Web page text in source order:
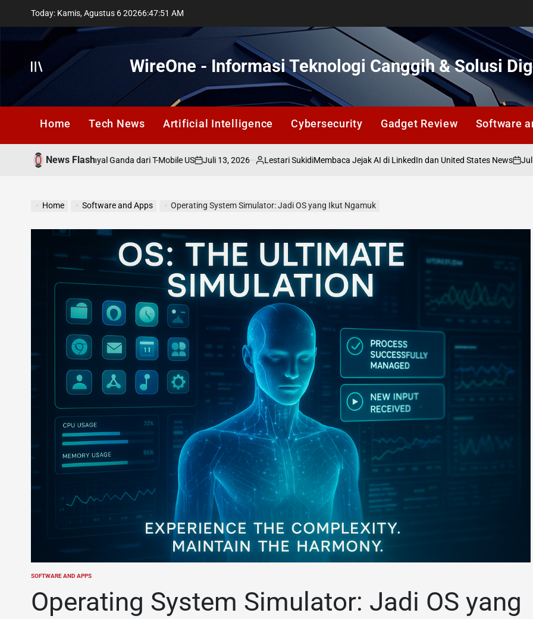
Today: Kamis, Agustus 6 20266:47:53 AM
Offcanvas
WireOne - Informasi Teknologi Canggih & Solusi
Home Tech News Artificial Intelligence Cybersecurity Gadget Review Software
News Flash
Sinyal Ganda dari T-Mobile US
on
Juli 13, 2026
Posted
Lestari SukidiMembaca Jejak AI di LinkedIn dan United States News
on
Juli 12, 2026
Home Software and Apps Operating System Simulator: Jadi OS yang Ikut Ngamuk
POSTED
SOFTWARE AND APPS
Operating System Simulator: Jadi OS yang